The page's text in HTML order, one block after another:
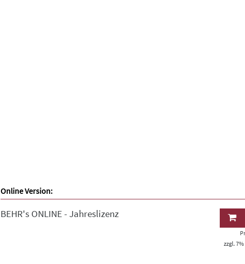
Online Version:
BEHR's ONLINE - Jahreslizenz
zzgl.